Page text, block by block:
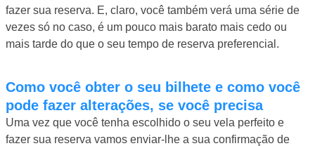
fazer sua reserva. E, claro, você também verá uma série de
vezes só no caso, é um pouco mais barato mais cedo ou
mais tarde do que o seu tempo de reserva preferencial.
Como você obter o seu bilhete e como você
pode fazer alterações, se você precisa
Uma vez que você tenha escolhido o seu vela perfeito e
fazer sua reserva vamos enviar-lhe a sua confirmação de